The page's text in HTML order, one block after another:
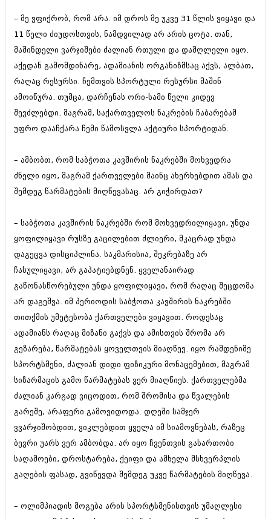
სექტემბერი 2017 (261)
აგვისტო 2017 (212)
ივლისი 2017 (233)
ივნისი 2017 (265)
მაისი 2017 (216)
მარტი 2017 (212)
თებერვალი 2017 (205)
იანვარი 2017 (246)
ნოემბერი 2016 (207)
სექტემბერი 2016 (224)
აგვისტო 2016 (258)
ივლისი 2016 (211)
ივნისი 2016 (221)
აპრილი 2016 (215)
თებერვალი 2016 (250)
იანვარი 2016 (206)
დეკემბერი 2015 (207)
ოქტომბერი 2015 (204)
სექტემბერი 2015 (215)
აგვისტო 2015 (286)
ივლისი 2015 (173)
ივნისი 2015 (261)
მაისი 2015 (194)
აპრილი 2015 (208)
მარტი 2015 (365)
იანვარი 2015 (247)
დეკემბერი 2014 (342)
ნოემბერი 2014 (290)
სექტემბერი 2014 (394)
აგვისტო 2014 (248)
ივლისი 2014 (313)
აპრილი 2014 (290)
– მე ვფიქრობ, რომ არა. იმ დროს მე უკვე 31 წლის ვიყავი და
11 წელი ძიუდოსთვის, ნამდვილად არ არის ცოტა. თან,
მაშინდელი ვარჯიშები ძალიან რთული და დამღლელი იყო.
აქედან გამომდინარე, ადამიანის ორგანიზმსაც აქვს, ალბათ,
რაღაც რესურსი. ჩემთვის სპორტული რესურსი მაშინ
ამოიწურა. თუმცა, დარჩენას ორი-სამი წელი კიდევ
შევძლებდი. მაგრამ, საქართველოს ნაკრების ჩაბარებამ
უფრო დააჩქარა ჩემი წამოსვლა აქტიური სპორტიდან.
– ამბობთ, რომ საბჭოთა კავშირის ნაკრებში მოხვედრა
ძნელი იყო, მაგრამ ქართველები მაინც ახერხებდით ამას და
შემდეგ წარმატების მიღწევასაც. არ გიჭირდათ?
– საბჭოთა კავშირის ნაკრებში რომ მოხვედრილიყავი, უნდა
ყოფილიყავი რუსზე გაცილებით ძლიერი, მკაცრად უნდა
დაგეცვა დისციპლინა. საკმარისია, შეკრებაზე არ
ჩასულიყავი, არ გაპატიებდნენ. ყველანაირად
გაწონასწორებული უნდა ყოფილიყავი, რომ რაღაც შეცდომა
არ დაგეშვა. იმ პერიოდის საბჭოთა კავშირის ნაკრებში
თითქმის უმეტესობა ქართველები ვიყავით. როდესაც
ადამიანს რაღაც მიზანი გაქვს და ამისთვის შრომა არ
გეზარება, წარმატებას ყოველთვის მიაღწევ. იყო რამდენიმე
სპორტსმენი, ძალიან დიდი ფიზიკური მონაცემებით, მაგრამ
სიზარმაცის გამო წარმატებას ვერ მიაღწიეს. ქართველებმა
ძალიან კარგად ვიცოდით, რომ შრომისა და წვალების
გარეშე, არაფერი გამოვიდოდა. დღეში სამჯერ
ვვარჯიშობდით, ვიკლებდით ყველა იმ სიამოვნებას, რაზეც
ბევრი უარს ვერ ამბობდა. არ იყო ჩვენთვის გასართობი
საღამოები, დროსტარება, ქეიფი და ამხელა მსხვერპლის
გაღების ფასად, გვიწევდა შემდეგ უკვე წარმატების მიღწევა.
– ოლიმპიადის მოგება არის სპორტსმენისთვის უმაღლესი